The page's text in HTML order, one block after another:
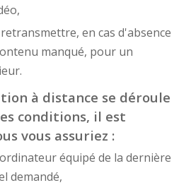
en cas d'absence
manqué, pour un
à distance se déroule
conditions, il est
vous assuriez :
équipé de la dernière
demandé,